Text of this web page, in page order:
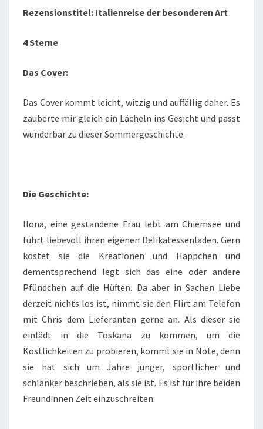
Rezensionstitel: Italienreise der besonderen Art
4 Sterne
Das Cover:
Das Cover kommt leicht, witzig und auffällig daher. Es
zauberte mir gleich ein Lächeln ins Gesicht und passt
wunderbar zu dieser Sommergeschichte.
Die Geschichte:
Ilona, eine gestandene Frau lebt am Chiemsee und
führt liebevoll ihren eigenen Delikatessenladen. Gern
kostet sie die Kreationen und Häppchen und
dementsprechend legt sich das eine oder andere
Pfündchen auf die Hüften. Da aber in Sachen Liebe
derzeit nichts los ist, nimmt sie den Flirt am Telefon
mit Chris dem Lieferanten gerne an. Als dieser sie
einlädt in die Toskana zu kommen, um die
Köstlichkeiten zu probieren, kommt sie in Nöte, denn
sie hat sich um Jahre jünger, sportlicher und
schlanker beschrieben, als sie ist. Es ist für ihre beiden
Freundinnen Zeit einzuschreiten.